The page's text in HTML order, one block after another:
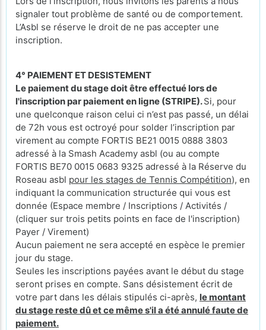
signaler tout problème de santé ou de comportement.
L’Asbl se réserve le droit de ne pas accepter une
inscription.
4° PAIEMENT ET DESISTEMENT
Le paiement du stage doit être effectué lors de
l'inscription par paiement en ligne (STRIPE).Si, pour
une quelconque raison celui ci n’est pas passé, un délai
de 72h vous est octroyé pour solder l’inscription par
virement au compte FORTIS BE21 0015 0888 3803
adressé à la Smash Academy asbl (ou au compte
FORTIS BE70 0015 0683 9325 adressé à la Réserve du
Roseau asbl pour les stages de Tennis Compétition), en
indiquant la communication structurée qui vous est
donnée (Espace membre / Inscriptions / Activités /
(cliquer sur trois petits points en face de l'inscription)
Payer / Virement)
Aucun paiement ne sera accepté en espèce le premier
jour du stage.
Seules les inscriptions payées avant le début du stage
seront prises en compte. Sans désistement écrit de
votre part dans les délais stipulés ci-après, le montant
du stage reste dû et ce même s'il a été annulé faute de
paiement.